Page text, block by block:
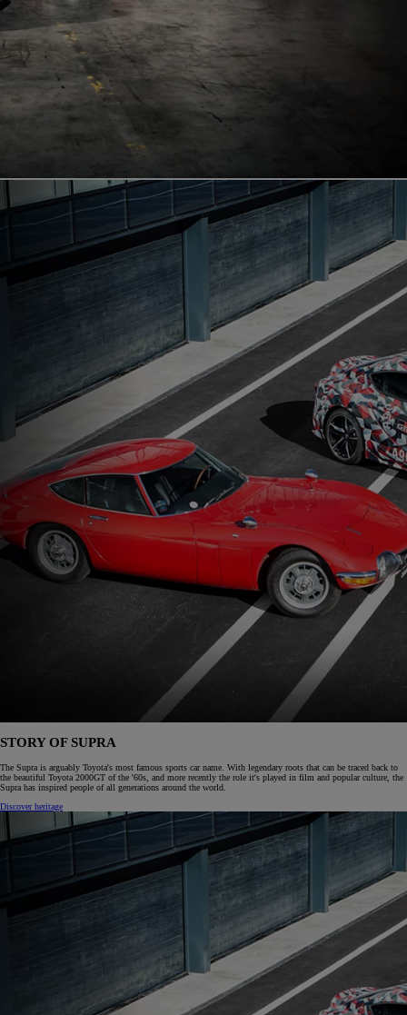
STORY OF SUPRA
The Supra is arguably Toyota's most famous sports car name. With legendary roots that can be traced back to
the beautiful Toyota 2000GT of the '60s, and more recently the role it's played in film and popular culture, the
Supra has inspired people of all generations around the world.
Discover heritage